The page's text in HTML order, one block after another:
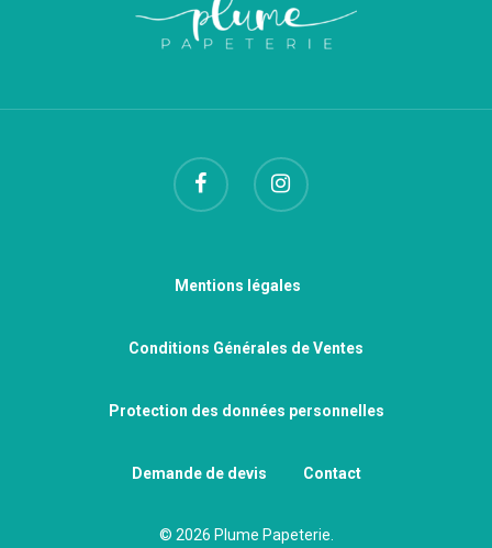
Mentions légales
Conditions Générales de Ventes
Protection des données personnelles
Demande de devis Contact
© 2026 Plume Papeterie.